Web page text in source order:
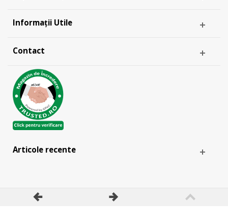
Informații Utile
Contact
Articole recente
ANPCEU SOL